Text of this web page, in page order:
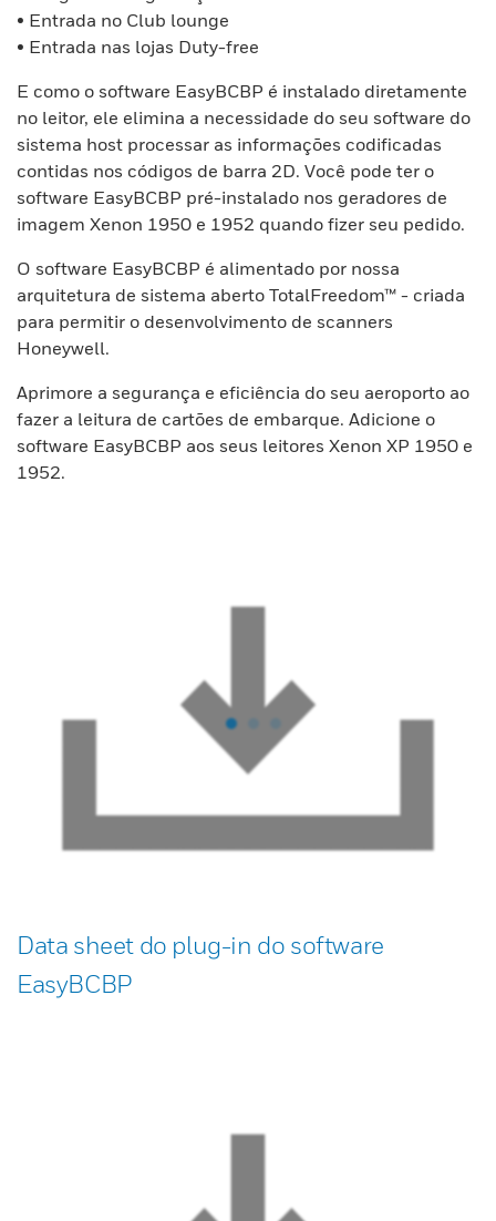
• Entrada no Club lounge
• Entrada nas lojas Duty-free
E como o software EasyBCBP é instalado diretamente
no leitor, ele elimina a necessidade do seu software do
sistema host processar as informações codificadas
contidas nos códigos de barra 2D. Você pode ter o
software EasyBCBP pré-instalado nos geradores de
imagem Xenon 1950 e 1952 quando fizer seu pedido.
O software EasyBCBP é alimentado por nossa
arquitetura de sistema aberto TotalFreedom™ - criada
para permitir o desenvolvimento de scanners
Honeywell.
Aprimore a segurança e eficiência do seu aeroporto ao
fazer a leitura de cartões de embarque. Adicione o
software EasyBCBP aos seus leitores Xenon XP 1950 e
1952.
Data sheet do plug-in do software
EasyBCBP